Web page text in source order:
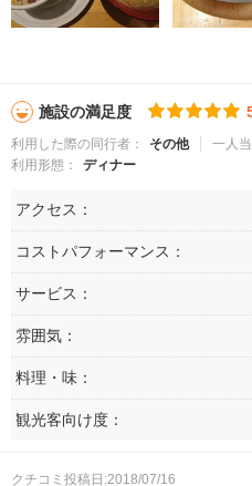
施設の満足度
利用した際の同行者： その他 一人
利用形態：
ディナー
アクセス：
コストパフォーマンス：
サービス：
雰囲気：
料理・味：
観光客向け度：
クチコミ投稿日:2018/07/16